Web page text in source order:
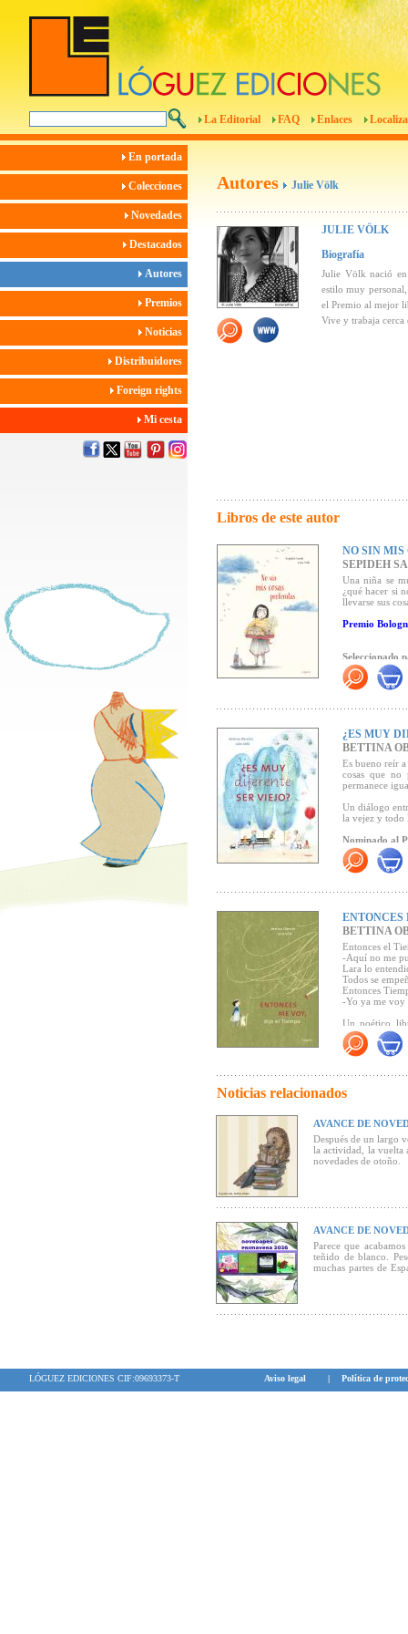
La Editorial FAQ Enlaces
En portada
Colecciones
Novedades
Destacados
Autores
Premios
Noticias
Distribuidores
Foreign rights
Mi cesta
Autores Julie Völk
JULIE VÖLK
Biografía
Julie Völk nació
estilo muy
el Premio al mejor
Vive y trabaja cerca
Libros de este autor
NO SIN MIS
SEPIDEH
Una niña se
¿qué hacer si
llevarse sus
Premio
Seleccionado
"La iraní
actualidad
plantar raíces
"Con técnicas
colores
detalles
occidente se
tristeza y la
valor añadido
sino con el
(Donde Viven
¿ES MUY
BETTINA
Es bueno reír
cosas que no
permanece
Un diálogo
la vejez y todo
Nominado al
los más
ENTONCES
BETTINA
Entonces el
-Aquí no me
Lara lo
Todos se
Entonces
-Yo ya me voy
Un poético
hablar de él,
amigo que nos
Noticias relacionados
AVANCE DE
Después de un largo
la actividad, la vuelta
novedades de otoño.
AVANCE DE
Parece que
teñido de blanco.
muchas partes de
LÓGUEZ EDICIONES CIF:09693373-T Aviso legal | Política de